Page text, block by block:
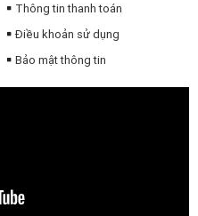
Thông tin thanh toán
Điều khoản sử dụng
Bảo mật thông tin